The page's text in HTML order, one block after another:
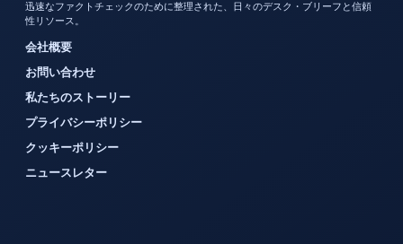
迅速なファクトチェックのために整理された、日々のデスク・ブリーフと信頼
性リソース。
会社概要
お問い合わせ
私たちのストーリー
プライバシーポリシー
クッキーポリシー
ニュースレター